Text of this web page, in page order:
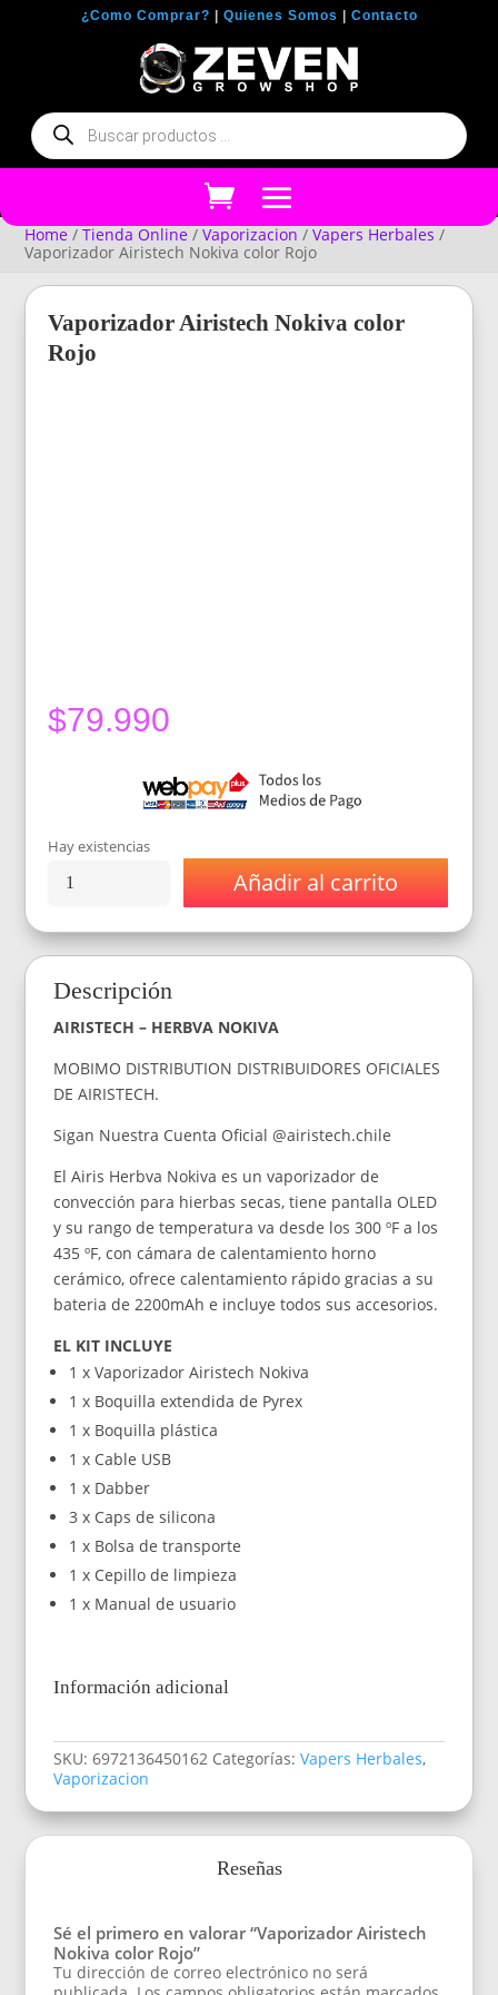
¿Como Comprar? Quienes Somos Contacto
Búsqueda
de
productos
Home /Tienda Online /Vaporizacion /Vapers Herbales /
Vaporizador Airistech Nokiva color Rojo
Vaporizador Airistech Nokiva color
Rojo
$79.990
Hay existencias
Vaporizador
Nokiva
color
cantidad
Añadir al carrito
Descripción
AIRISTECH – HERBVA NOKIVA
MOBIMO DISTRIBUTION DISTRIBUIDORES OFICIALES
DE AIRISTECH.
Sigan Nuestra Cuenta Oficial @airistech.chile
El Airis Herbva Nokiva es un vaporizador de
convección para hierbas secas, tiene pantalla OLED
y su rango de temperatura va desde los 300 ºF a los
435 ºF, con cámara de calentamiento horno
cerámico, ofrece calentamiento rápido gracias a su
bateria de 2200mAh e incluye todos sus accesorios.
EL KIT INCLUYE
1 x Vaporizador Airistech Nokiva
1 x Boquilla extendida de Pyrex
1 x Boquilla plástica
1 x Cable USB
1 x Dabber
3 x Caps de silicona
1 x Bolsa de transporte
1 x Cepillo de limpieza
1 x Manual de usuario
Información adicional
SKU:6972136450162 Categorías:Vapers Herbales,
Vaporizacion
Reseñas
Sé el primero en valorar “Vaporizador Airistech
Nokiva color Rojo”
Tu dirección de correo electrónico no será